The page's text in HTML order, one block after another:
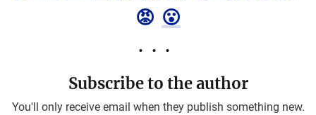
😡 😮
Subscribe to the author
You'll only receive email when they publish something new.